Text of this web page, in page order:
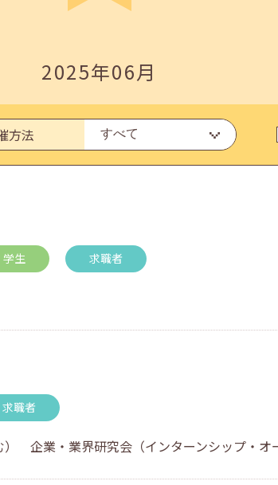
2025年06月
方法
学生 求職者
求職者
企業・業界研究会（インターンシップ・